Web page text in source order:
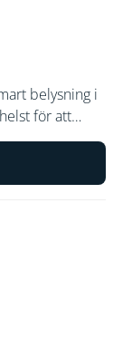
belysning i
för att
miljoner olika
kan ställa in
enligt
eller din röst,
router,